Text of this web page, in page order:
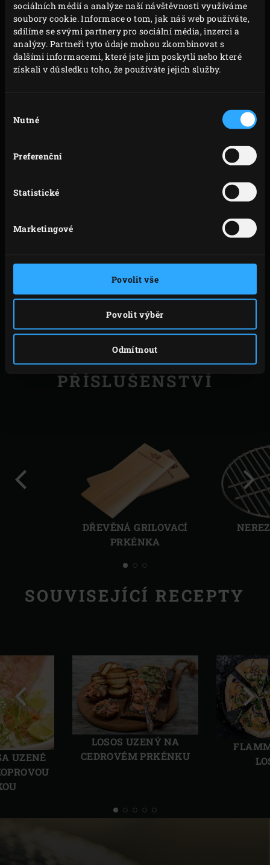
sociálních médií a analýze naší návštěvnosti využíváme
soubory cookie. Informace o tom, jak náš web používáte,
sdílíme se svými partnery pro sociální média, inzerci a
analýzy. Partneři tyto údaje mohou zkombinovat s
dalšími informacemi, které jste jim poskytli nebo které
získali v důsledku toho, že používáte jejich služby.
souhlasu
Nutné
Preferenční
Statistické
Marketingové
Povolit vše
Povolit výběr
Odmítnout
VAŘENÍ
Namočte dřevěné grilovací prkénko na nejméně 30
minut do velkého množství vody. Zapaltedřevěné
v Big Green Egg a zahřejte s nerezovým roštem
Prkénko vytáhněte z vody, osušte a položte na něj
kostky lososa. Postavte prkénko na rošt a zavřete
víko EGG. Lososa nechejte po dobu 8–10 minut udit,
dokud nedosáhne teploty jádra 55°C; teplotu jádra
digitálního teploměru.
Mezitím otrhejte listy z druhé větvičky koriandru a
nechte okapat.
majonézou. Ozdobte chilli papričkou, jarní
cibulkou, nakládaným zázvorem a koriandrem.
TISK
PŘÍSLUŠENSTVÍ
DŘEVĚNÁ GRILOVACÍ
PRKÉNKA
Další
SOUVISEJÍCÍ RECEPTY
UZENÉ
LOSOS UZENÝ NA
CEDROVÉM PRKÉNKU
Předchozí Další